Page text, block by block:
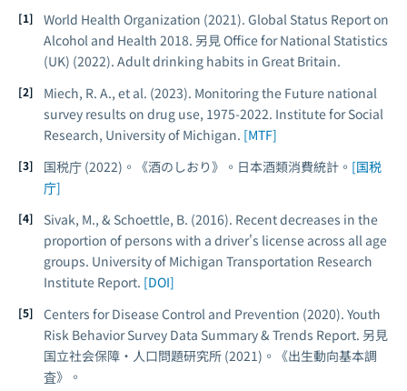
World Health Organization (2021). Global Status Report on
Alcohol and Health 2018. 另見 Office for National Statistics
(UK) (2022). Adult drinking habits in Great Britain.
Miech, R. A., et al. (2023). Monitoring the Future national
survey results on drug use, 1975-2022. Institute for Social
Research, University of Michigan. [MTF]
国税庁 (2022)。《酒のしおり》。日本酒類消費統計。 [国税
庁]
Sivak, M., & Schoettle, B. (2016). Recent decreases in the
proportion of persons with a driver's license across all age
groups. University of Michigan Transportation Research
Institute Report. [DOI]
Centers for Disease Control and Prevention (2020). Youth
Risk Behavior Survey Data Summary & Trends Report. 另見
国立社会保障・人口問題研究所 (2021)。《出生動向基本調
査》。